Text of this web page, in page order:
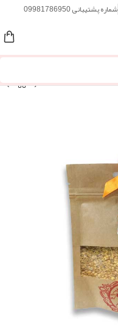
شماره پشتیبانی 09981786950